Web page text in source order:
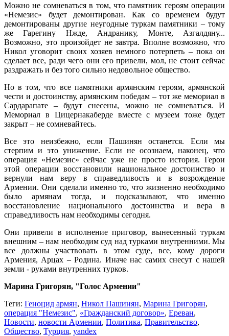
Можно не сомневаться в том, что памятник героям операции
«Немезис» будет демонтирован. Как со временем будут
демонтированы другие неугодные туркам памятники – тому
же Гарегину Нжде, Андранику, Монте, Азгалдяну...
Возможно, это произойдет не завтра. Вполне возможно, что
Никол уговорит своих хозяев немного потерпеть – пока он
сделает все, ради чего они его привели, мол, не стоит сейчас
раздражать и без того сильно недовольное общество.
Но в том, что все памятники армянским героям, армянской
чести и достоинству, армянским победам – тот же мемориал в
Сардарапате – будут снесены, можно не сомневаться. И
Мемориал в Цицернакаберде вместе с музеем тоже будет
закрыт – не сомневайтесь.
Все это неизбежно, если Пашинян останется. Если мы
стерпим и это унижение. Если не осознаем, наконец, что
операция «Немезис» сейчас уже не просто история. Герои
этой операции восстановили национальное достоинство и
вернули нам веру в справедливость и в возрождение
Армении. Они сделали именно то, что жизненно необходимо
было армянам тогда, и подсказывают, что именно
восстановление национального достоинства и вера в
справедливость нам необходимы сегодня.
Они привели в исполнение приговор, вынесенный туркам
внешним – нам необходим суд над турками внутренними. Мы
все должны участвовать в этом суде, все, кому дороги
Армения, Арцах – Родина. Иначе нас самих снесут с нашей
земли - руками внутренних турков.
Марина Григорян, "Голос Армении"
Теги: Геноцид армян, Никол Пашинян, Марина Григорян,
операция "Немезис", «Гражданский договор», Ереван,
Новости, новости Армении, Политика, Правительство,
Общество, Турция, yandex